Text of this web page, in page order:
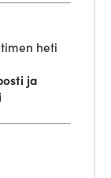
heti
ja